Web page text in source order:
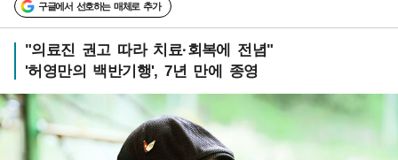
구글에서 선호하는 매체로 추가
"의료진 권고 따라 치료·회복에 전념"
'허영만의 백반기행', 7년 만에 종영